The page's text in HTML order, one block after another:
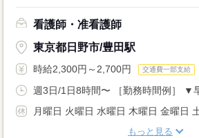
看護師・准看護師
東京都日野市/豊田駅
時給2,300円～2,700円 交通費一部支給
週3日/1日8時間〜 ［勤務時間例］ ▼
月曜日 火曜日 水曜日 木曜日 金曜日
もっと見る